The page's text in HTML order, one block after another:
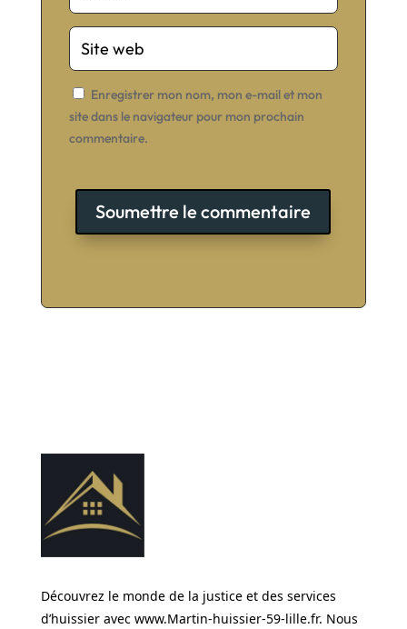
Enregistrer mon nom, mon e-mail et mon
site dans le navigateur pour mon prochain
commentaire.
Soumettre le commentaire
Découvrez le monde de la justice et des services
d’huissier avec www.Martin-huissier-59-lille.fr. Nous